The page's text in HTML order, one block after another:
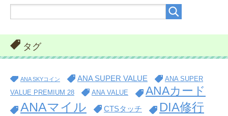
タグ
ANA SKYコイン ANA SUPER VALUE
ANA SUPER
VALUE PREMIUM 28
ANA VALUE ANAカード
ANAマイル CTSタッチ DIA修行